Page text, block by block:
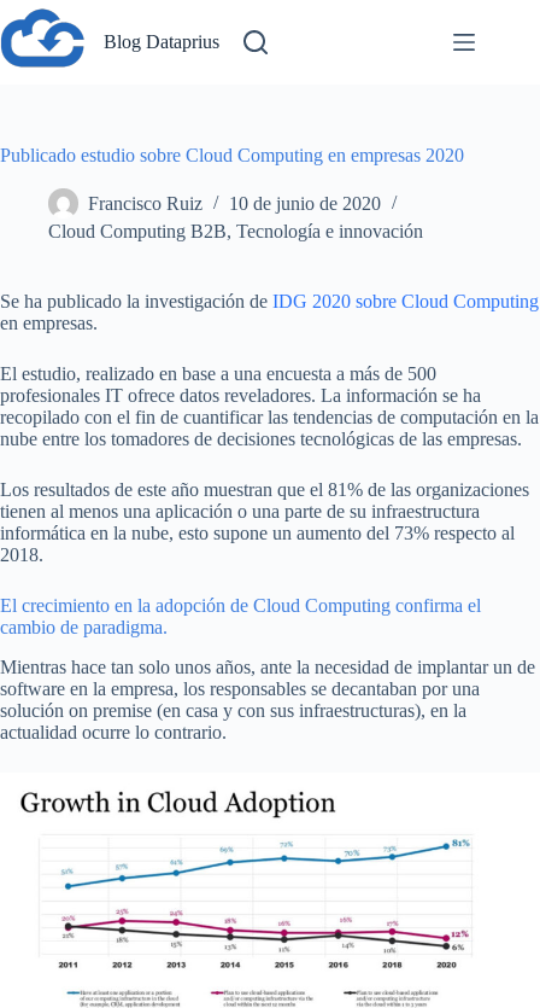
Saltar
al
contenido
Blog Dataprius
Publicado estudio sobre Cloud Computing en empresas 2020
Francisco Ruiz
10 de junio de 2020
Cloud Computing B2B, Tecnología e innovación
Se ha publicado la investigación de IDG 2020 sobre Cloud Computing
en empresas.
El estudio, realizado en base a una encuesta a más de 500
profesionales IT ofrece datos reveladores. La información se ha
recopilado con el fin de cuantificar las tendencias de computación en la
nube entre los tomadores de decisiones tecnológicas de las empresas.
Los resultados de este año muestran que el 81% de las organizaciones
tienen al menos una aplicación o una parte de su infraestructura
informática en la nube, esto supone un aumento del 73% respecto al
2018.
El crecimiento en la adopción de Cloud Computing confirma el
cambio de paradigma.
Mientras hace tan solo unos años, ante la necesidad de implantar un de
software en la empresa, los responsables se decantaban por una
solución on premise (en casa y con sus infraestructuras), en la
actualidad ocurre lo contrario.